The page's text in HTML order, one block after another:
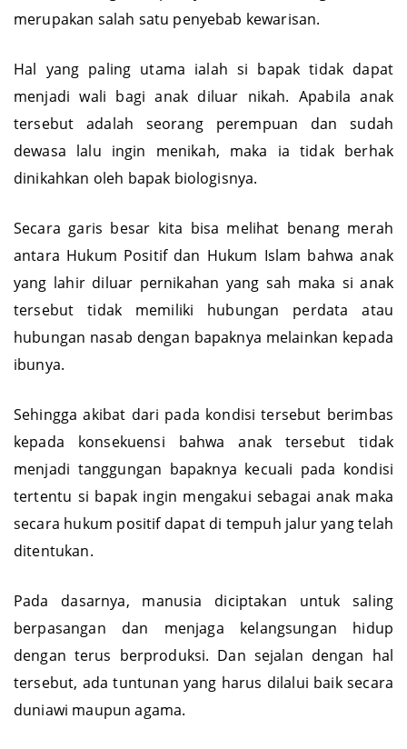
merupakan salah satu penyebab kewarisan.
Hal yang paling utama ialah si bapak tidak dapat
menjadi wali bagi anak diluar nikah. Apabila anak
tersebut adalah seorang perempuan dan sudah
dewasa lalu ingin menikah, maka ia tidak berhak
dinikahkan oleh bapak biologisnya.
Secara garis besar kita bisa melihat benang merah
antara Hukum Positif dan Hukum Islam bahwa anak
yang lahir diluar pernikahan yang sah maka si anak
tersebut tidak memiliki hubungan perdata atau
hubungan nasab dengan bapaknya melainkan kepada
ibunya.
Sehingga akibat dari pada kondisi tersebut berimbas
kepada konsekuensi bahwa anak tersebut tidak
menjadi tanggungan bapaknya kecuali pada kondisi
tertentu si bapak ingin mengakui sebagai anak maka
secara hukum positif dapat di tempuh jalur yang telah
ditentukan.
Pada dasarnya, manusia diciptakan untuk saling
berpasangan dan menjaga kelangsungan hidup
dengan terus berproduksi. Dan sejalan dengan hal
tersebut, ada tuntunan yang harus dilalui baik secara
duniawi maupun agama.